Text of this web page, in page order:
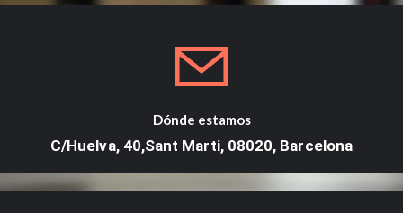
Dónde estamos
C/Huelva, 40,Sant Marti, 08020, Barcelona